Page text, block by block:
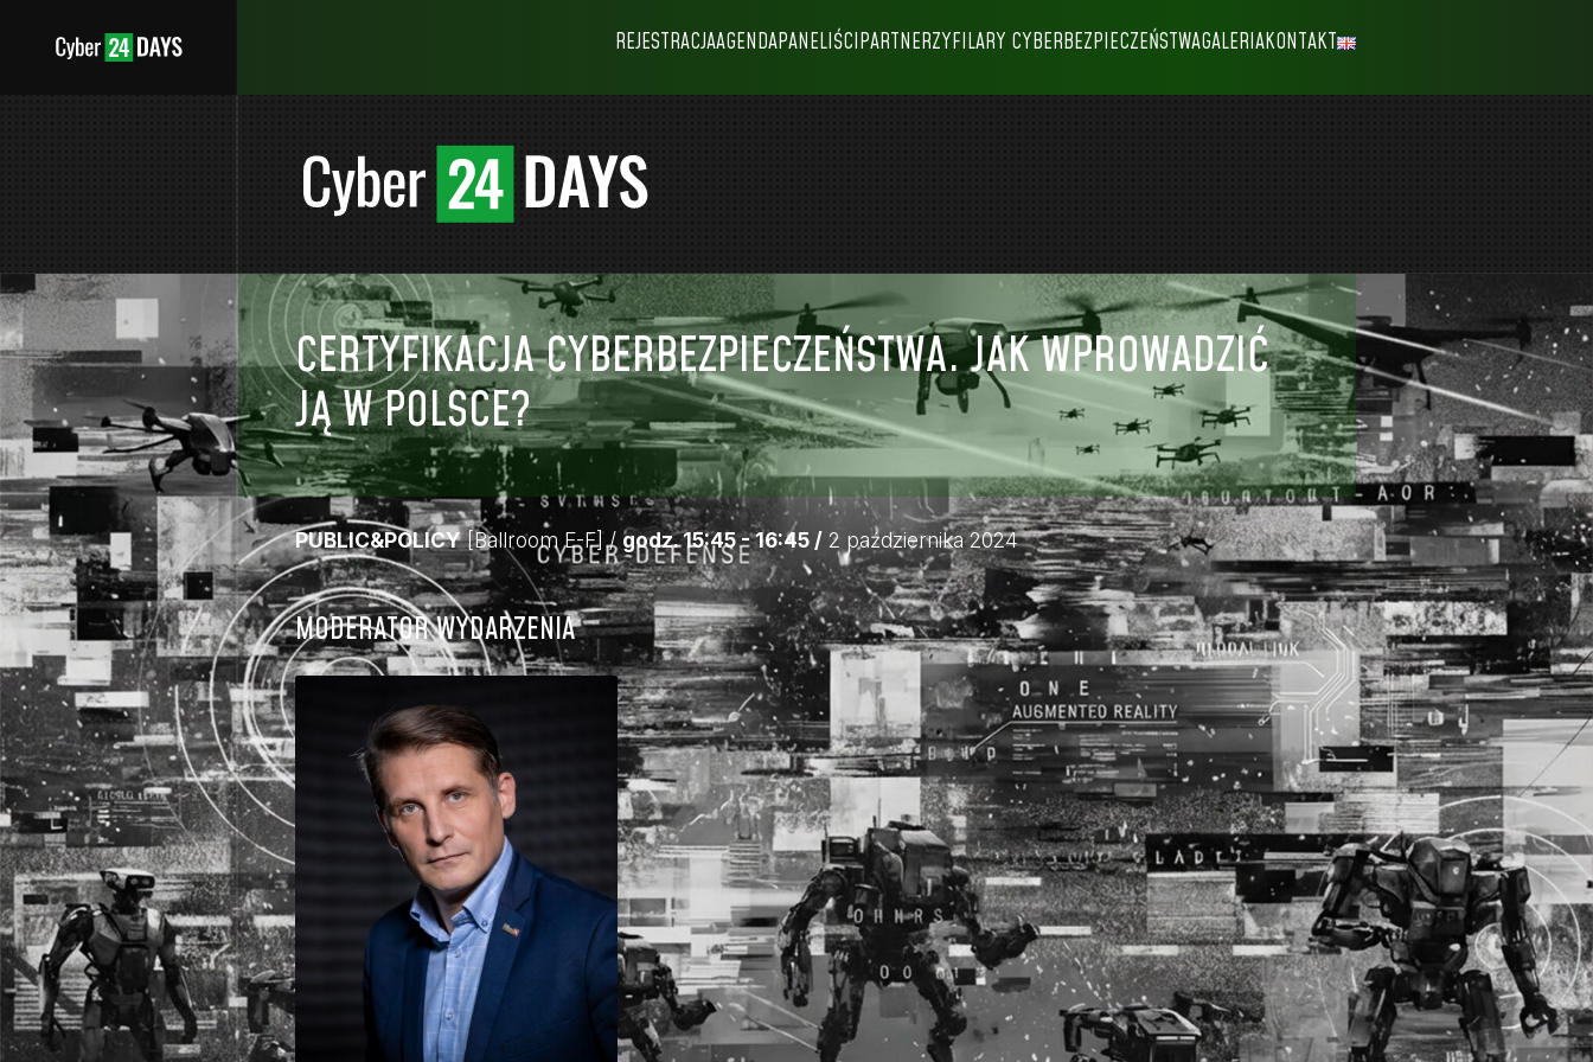
REJESTRACJAAGENDAPANELIŚCIPARTNERZYFILARY CYBERBEZPIECZEŃSTWAGALERIAKONTAKT
CERTYFIKACJA CYBERBEZPIECZEŃSTWA. JAK WPROWADZIĆ
JĄ W POLSCE?
PUBLIC&POLICY [Ballroom E-F]/ godz. 15:45 - 16:45 / 2 października 2024
MODERATOR WYDARZENIA